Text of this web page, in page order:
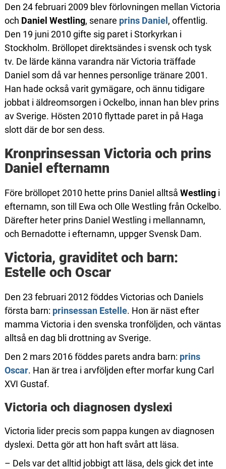
Den 24 februari 2009 blev förlovningen mellan Victoria
och Daniel Westling, senare prins Daniel , offentlig.
Den 19 juni 2010 gifte sig paret i Storkyrkan i
Stockholm. Bröllopet direktsändes i svensk och tysk
tv. De lärde känna varandra när Victoria träffade
Daniel som då var hennes personlige tränare 2001.
Han hade också varit gymägare, och ännu tidigare
jobbat i äldreomsorgen i Ockelbo, innan han blev prins
av Sverige. Hösten 2010 flyttade paret in på Haga
slott där de bor sen dess.
Kronprinsessan Victoria och prins
Daniel efternamn
Före bröllopet 2010 hette prins Daniel alltså Westlingi
efternamn, son till Ewa och Olle Westling från Ockelbo.
Därefter heter prins Daniel Westling i mellannamn,
och Bernadotte i efternamn, uppger Svensk Dam.
Victoria, graviditet och barn:
Estelle och Oscar
Den 23 februari 2012 föddes Victorias och Daniels
första barn: prinsessan Estelle. Hon är näst efter
mamma Victoria i den svenska tronföljden, och väntas
alltså en dag bli drottning av Sverige.
Den 2 mars 2016 föddes parets andra barn: prins
Oscar. Han är trea i arvföljden efter morfar kung Carl
XVI Gustaf.
Victoria och diagnosen dyslexi
Victoria lider precis som pappa kungen av diagnosen
dyslexi. Detta gör att hon haft svårt att läsa.
– Dels var det alltid jobbigt att läsa, dels gick det inte